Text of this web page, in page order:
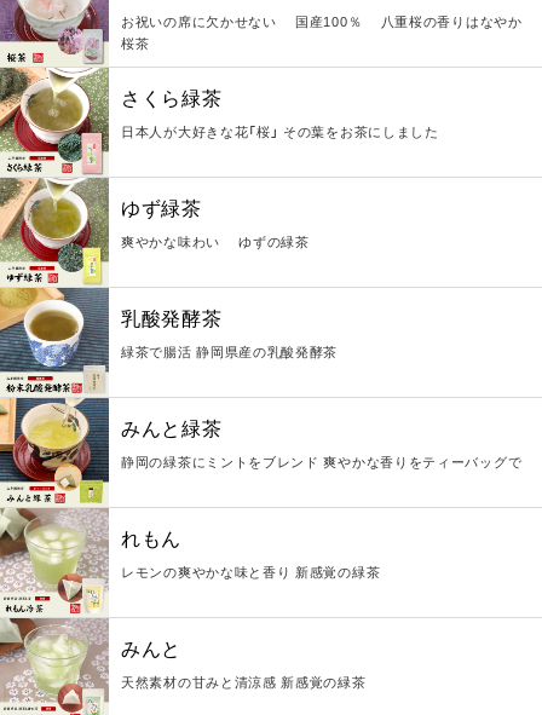
お祝いの席に欠かせない 国産100％ 八重桜の香りはなやか
桜茶
さくら緑茶
日本人が大好きな花「桜」 その葉をお茶にしました
ゆず緑茶
爽やかな味わい ゆずの緑茶
乳酸発酵茶
緑茶で腸活 静岡県産の乳酸発酵茶
みんと緑茶
静岡の緑茶にミントをブレンド 爽やかな香りをティーバッグで
れもん
レモンの爽やかな味と香り 新感覚の緑茶
みんと
天然素材の甘みと清涼感 新感覚の緑茶